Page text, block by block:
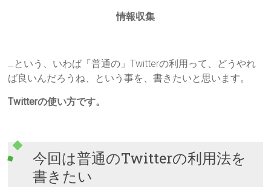
情報収集
…という、いわば「普通の」Twitterの利用って、どうやれ
ば良いんだろうね、という事を、書きたいと思います。
Twitterの使い方です。
今回は普通のTwitterの利用法を
書きたい